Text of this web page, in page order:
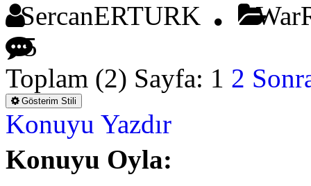
SercanERTURK
5
Toplam (2) Sayfa: 1 2
Gösterim Stili
Konuyu Yazdır
Konuyu Oyla: